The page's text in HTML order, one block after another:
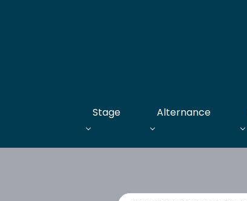
Stage Alternance
Métier,